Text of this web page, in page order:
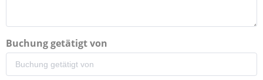
Buchung getätigt von